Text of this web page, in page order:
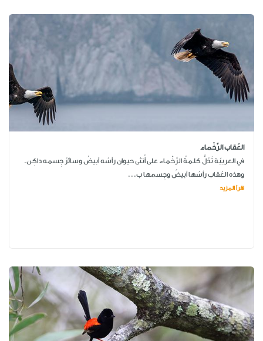
العُقاب الرَّخْماء
في العربيّة تَدُلُّ كلمةُ الرَّخْماء على أُنثى حيوان رأسُه أبيضُ وسائرُ جِسمه داكِن.
وهذه العُقاب رأسُها أبيضُ وجِسمها ب...
اقرأ المزيد